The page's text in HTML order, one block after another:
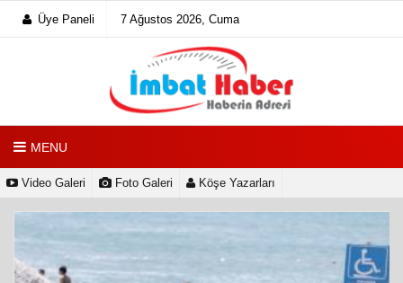
Üye Paneli 7 Ağustos 2026, Cuma
MENU
Video Galeri Foto Galeri Köşe Yazarları